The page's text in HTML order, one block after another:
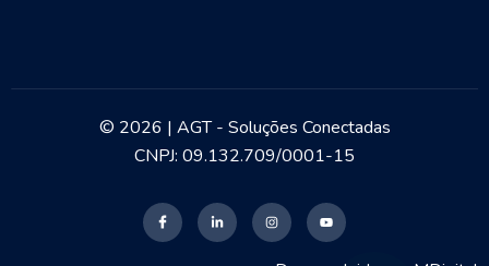
© 2026 | AGT - Soluções Conectadas
CNPJ: 09.132.709/0001-15